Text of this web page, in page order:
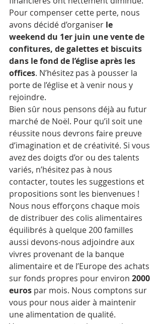
Pour compenser cette perte, nous
avons décidé d’organiser le
weekend du 1er juin une vente de
confitures, de galettes et biscuits
dans le fond de l’église après les
offices. N’hésitez pas à pousser la
porte de l’église et à venir nous y
rejoindre.
Bien sûr nous pensons déjà au futur
marché de Noël. Pour qu’il soit une
réussite nous devrons faire preuve
d’imagination et de créativité. Si vous
avez des doigts d’or ou des talents
variés, n’hésitez pas à nous
contacter, toutes les suggestions et
propositions sont les bienvenues !
Nous nous efforçons chaque mois
de distribuer des colis alimentaires
équilibrés à quelque 200 familles
aussi devons-nous adjoindre aux
vivres provenant de la banque
alimentaire et de l’Europe des achats
sur fonds propres pour environ 2000
euros par mois. Nous comptons sur
vous pour nous aider à maintenir
une alimentation de qualité.